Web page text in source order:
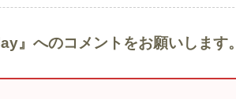
』へのコメントをお願いします。